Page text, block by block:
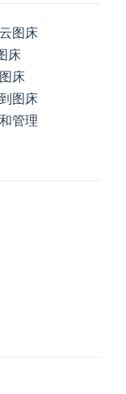
图床
床
床
图床
管理